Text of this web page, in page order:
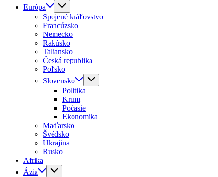
Európa
Spojené kráľovstvo
Francúzsko
Nemecko
Rakúsko
Taliansko
Česká republika
Poľsko
Slovensko
Politika
Krimi
Počasie
Ekonomika
Maďarsko
Švédsko
Ukrajina
Rusko
Afrika
Ázia